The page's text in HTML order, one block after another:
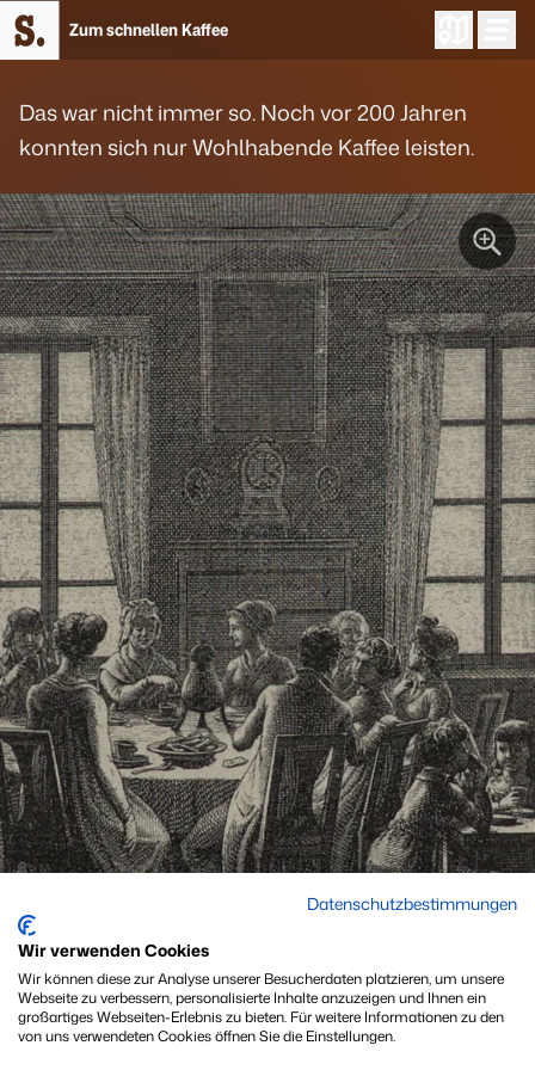
Zum schnellen Kaffee
Das war nicht immer so. Noch vor 200 Jahren
konnten sich nur Wohlhabende Kaffee leisten.
Datenschutzbestimmungen
Wir verwenden Cookies
Wir können diese zur Analyse unserer Besucherdaten platzieren, um unsere
Webseite zu verbessern, personalisierte Inhalte anzuzeigen und Ihnen ein
großartiges Webseiten-Erlebnis zu bieten. Für weitere Informationen zu den
von uns verwendeten Cookies öffnen Sie die Einstellungen.